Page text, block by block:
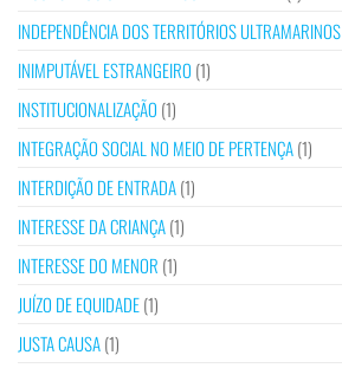
INDEPENDÊNCIA DOS TERRITÓRIOS ULTRAMARINOS
INIMPUTÁVEL ESTRANGEIRO (1)
INSTITUCIONALIZAÇÃO (1)
INTEGRAÇÃO SOCIAL NO MEIO DE PERTENÇA(1)
INTERDIÇÃO DE ENTRADA(1)
INTERESSE DA CRIANÇA(1)
INTERESSE DO MENOR (1)
JUÍZO DE EQUIDADE(1)
JUSTA CAUSA(1)